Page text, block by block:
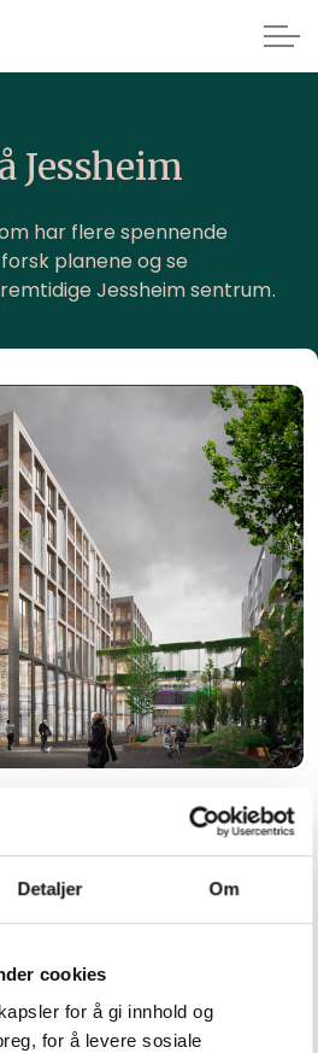
Detaljer Om
cookies
for å gi innhold og
for å levere sosiale
Jessheim
har flere spennende
planene og se
Jessheim sentrum.